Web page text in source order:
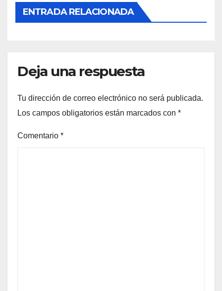
ENTRADA RELACIONADA
Deja una respuesta
Tu dirección de correo electrónico no será publicada.
Los campos obligatorios están marcados con *
Comentario *